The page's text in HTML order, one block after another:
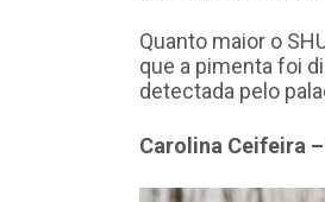
Quanto maior o
que a pimenta foi
detectada pelo
Carolina Ceifeira